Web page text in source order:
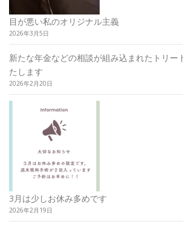
目が悪い私のオリジナル主義
2026年3月5日
新たな年金などの相談が組み込まれたトリー
たします
2026年2月20日
3月は少しお休み多めです
2026年2月19日